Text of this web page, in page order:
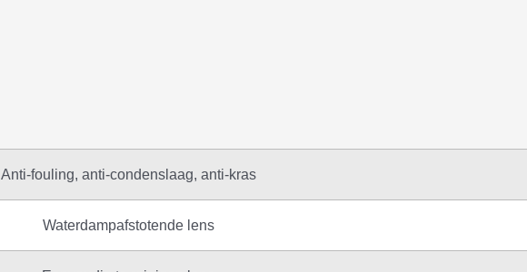
Anti-fouling, anti-condenslaag, anti-kras
Waterdampafstotende lens